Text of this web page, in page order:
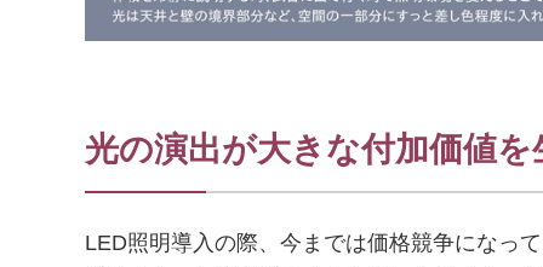
光の演出が大きな付加価値を
LED照明導入の際、今までは価格競争になっ